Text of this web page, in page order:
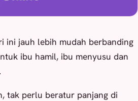
ini jauh lebih mudah berbanding
ibu hamil, ibu menyusu dan
tak perlu beratur panjang di